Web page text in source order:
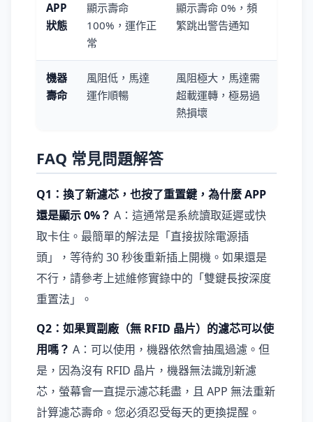
APP
狀態
顯示壽命
100%，運作正
常
顯示壽命 0%，頻
繁跳出警告通知
機器
壽命
風阻低，馬達
運作順暢
風阻極大，馬達需
超載運轉，極易過
熱損壞
FAQ 常見問題解答
Q1：換了新濾芯，也按了重置鍵，為什麼 APP
還是顯示 0%？ A：這通常是系統讀取延遲或快
取卡住。最簡單的解法是「直接拔除電源插
頭」，等待約 30 秒後重新插上開機。如果還是
不行，請參考上述維修實錄中的「雙鍵長按深度
重置法」。
Q2：如果買副廠（無 RFID 晶片）的濾芯可以使
用嗎？ A：可以使用，機器依然會抽風過濾。但
是，因為沒有 RFID 晶片，機器無法識別新濾
芯，螢幕會一直提示濾芯耗盡，且 APP 無法重新
計算濾芯壽命。您必須忍受每天的更換提醒。